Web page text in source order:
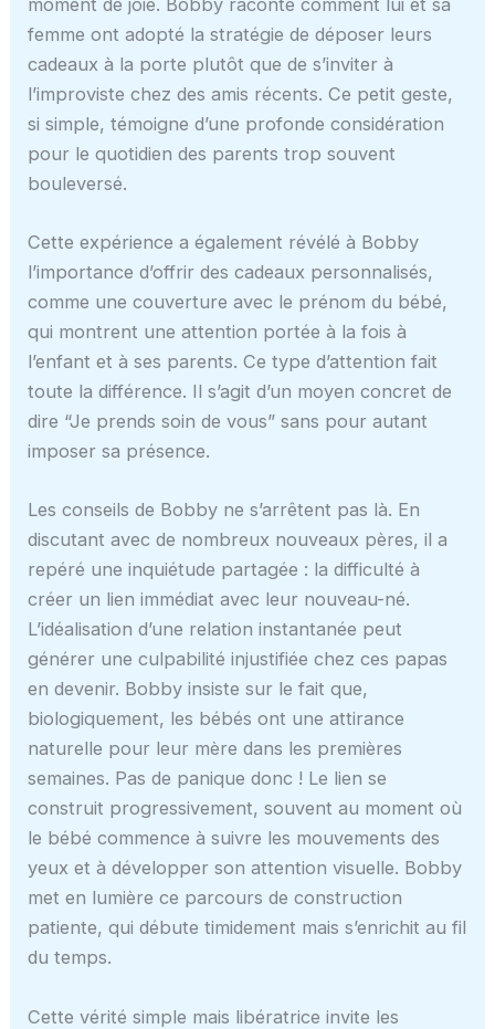
femme ont adopté la stratégie de déposer leurs
cadeaux à la porte plutôt que de s’inviter à
l’improviste chez des amis récents. Ce petit geste,
si simple, témoigne d’une profonde considération
pour le quotidien des parents trop souvent
bouleversé.
Cette expérience a également révélé à Bobby
l’importance d’offrir des cadeaux personnalisés,
comme une couverture avec le prénom du bébé,
qui montrent une attention portée à la fois à
l’enfant et à ses parents. Ce type d’attention fait
toute la différence. Il s’agit d’un moyen concret de
dire “Je prends soin de vous” sans pour autant
imposer sa présence.
Les conseils de Bobby ne s’arrêtent pas là. En
discutant avec de nombreux nouveaux pères, il a
repéré une inquiétude partagée : la difficulté à
créer un lien immédiat avec leur nouveau-né.
L’idéalisation d’une relation instantanée peut
générer une culpabilité injustifiée chez ces papas
en devenir. Bobby insiste sur le fait que,
biologiquement, les bébés ont une attirance
naturelle pour leur mère dans les premières
semaines. Pas de panique donc ! Le lien se
construit progressivement, souvent au moment où
le bébé commence à suivre les mouvements des
yeux et à développer son attention visuelle. Bobby
met en lumière ce parcours de construction
patiente, qui débute timidement mais s’enrichit au fil
du temps.
Cette vérité simple mais libératrice invite les